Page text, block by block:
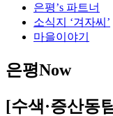
은평’s 파트너
소식지 ‘겨자씨’
마을이야기
은평Now
[수색·증산동